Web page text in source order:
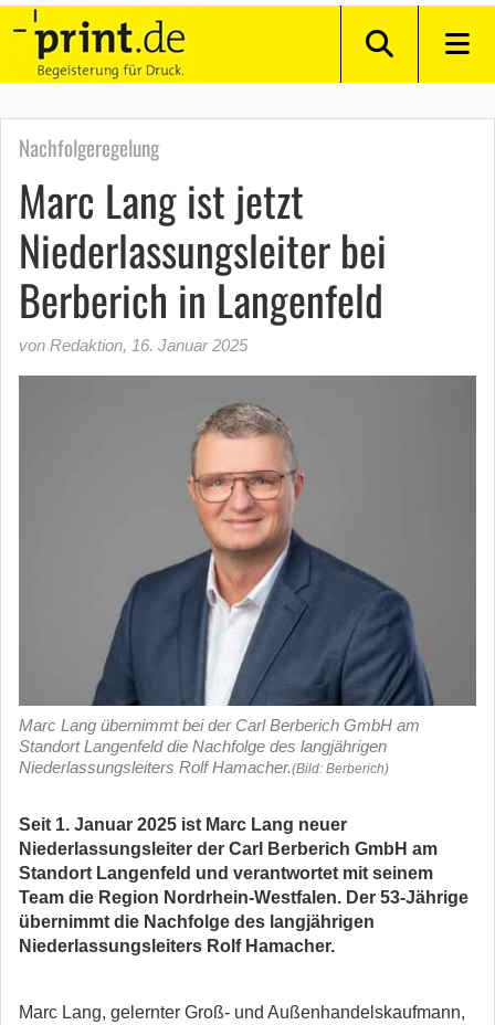
Nachfolgeregelung
Marc Lang ist jetzt
Niederlassungsleiter bei
Berberich in Langenfeld
von Redaktion, 16. Januar 2025
Marc Lang übernimmt bei der Carl Berberich GmbH am
Standort Langenfeld die Nachfolge des langjährigen
Niederlassungsleiters Rolf Hamacher.(Bild: Berberich)
Seit 1. Januar 2025 ist Marc Lang neuer
Niederlassungsleiter der Carl Berberich GmbH am
Standort Langenfeld und verantwortet mit seinem
Team die Region Nordrhein-Westfalen. Der 53-Jährige
übernimmt die Nachfolge des langjährigen
Niederlassungsleiters Rolf Hamacher.
Marc Lang, gelernter Groß- und Außenhandelskaufmann,